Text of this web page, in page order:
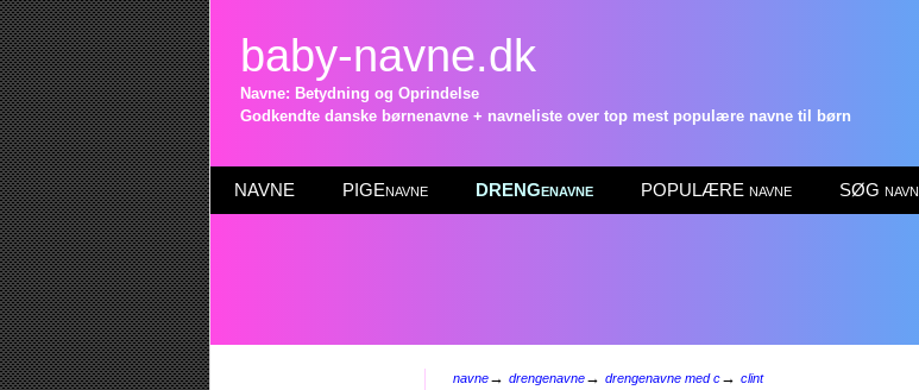
baby-navne.dk
Navne: Betydning og Oprindelse
Godkendte danske børnenavne + navneliste over top mest populære navne til børn
NAVNE PIGEnavne DRENGenavne POPULÆRE navne SØG navn
navne→ drengenavne→ drengenavne med c→ clint